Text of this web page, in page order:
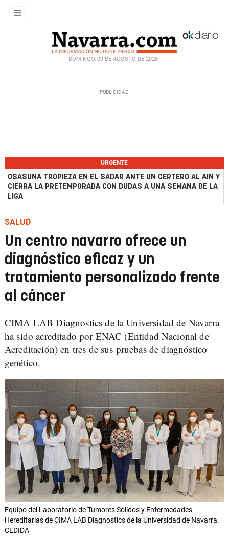
DOMINGO, 09 DE AGOSTO DE 2026
URGENTE
OSASUNA TROPIEZA EN EL SADAR ANTE UN CERTERO AL AIN Y
CIERRA LA PRETEMPORADA CON DUDAS A UNA SEMANA DE LA
LIGA
SALUD
Un centro navarro ofrece un
diagnóstico eficaz y un
tratamiento personalizado frente
al cáncer
CIMA LAB Diagnostics de la Universidad de Navarra
ha sido acreditado por ENAC (Entidad Nacional de
Acreditación) en tres de sus pruebas de diagnóstico
genético.
Equipo del Laboratorio de Tumores Sólidos y Enfermedades
Hereditarias de CIMA LAB Diagnostics de la Universidad de Navarra.
CEDIDA